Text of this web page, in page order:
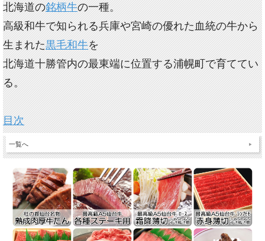
北海道の銘柄牛の一種。
高級和牛で知られる兵庫や宮崎の優れた血統の牛から
生まれた黒毛和牛を
北海道十勝管内の最東端に位置する浦幌町で育ててい
る。
目次
一覧へ